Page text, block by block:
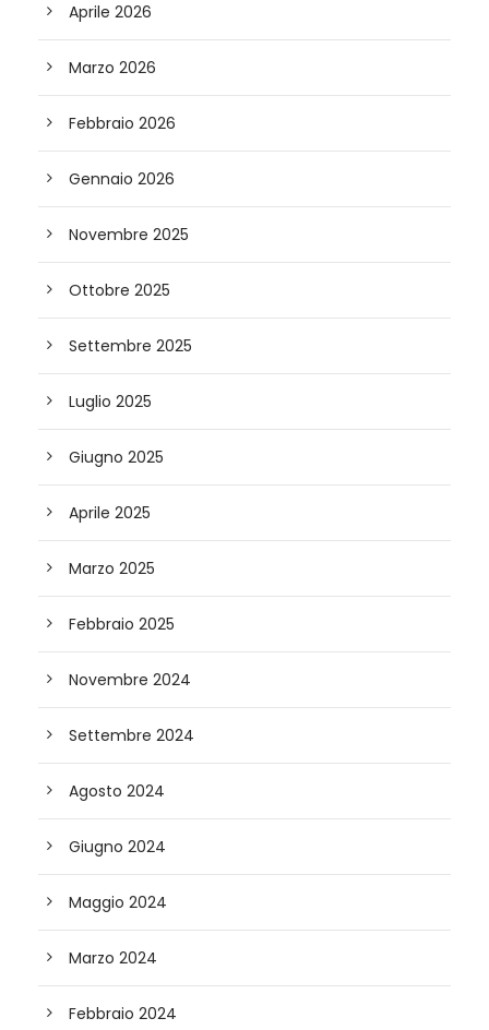
Aprile 2026
Marzo 2026
Febbraio 2026
Gennaio 2026
Novembre 2025
Ottobre 2025
Settembre 2025
Luglio 2025
Giugno 2025
Aprile 2025
Marzo 2025
Febbraio 2025
Novembre 2024
Settembre 2024
Agosto 2024
Giugno 2024
Maggio 2024
Marzo 2024
Febbraio 2024